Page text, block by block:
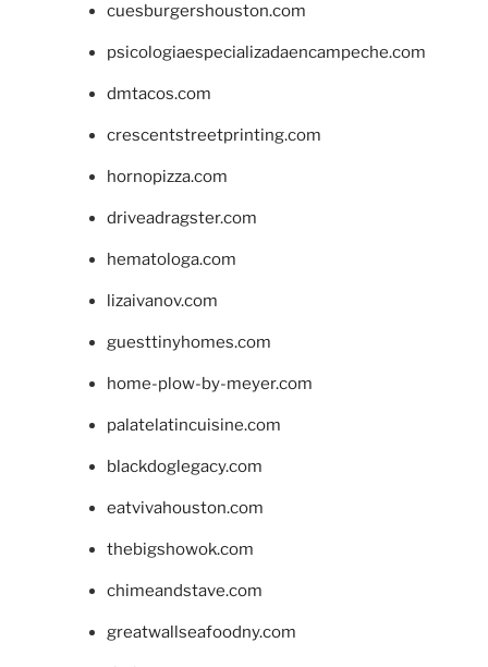
cuesburgershouston.com
psicologiaespecializadaencampeche.com
dmtacos.com
crescentstreetprinting.com
hornopizza.com
driveadragster.com
hematologa.com
lizaivanov.com
guesttinyhomes.com
home-plow-by-meyer.com
palatelatincuisine.com
blackdoglegacy.com
eatvivahouston.com
thebigshowok.com
chimeandstave.com
greatwallseafoodny.com